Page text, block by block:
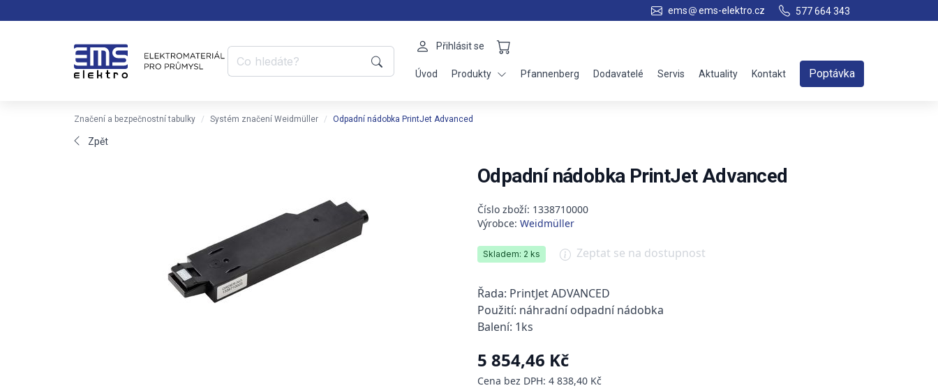
ems ems-elektro.cz 577 664 343
Přihlásit se
Úvod Produkty Pfannenberg Dodavatelé Servis Aktuality Kontakt Poptávka
Značení a bezpečnostní tabulky Systém značení Weidmüller Odpadní nádobka PrintJet Advanced
Zpět
Odpadní nádobka PrintJet Advanced
Číslo zboží: 1338710000
Výrobce: Weidmüller
Skladem: 2 ks Zeptat se na dostupnost
Řada: PrintJet ADVANCED
Použití: náhradní odpadní nádobka
Balení: 1ks
5 854,46 Kč
Cena bez DPH: 4 838,40 Kč